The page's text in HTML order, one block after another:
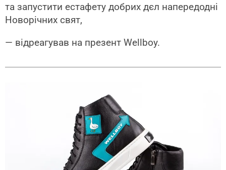
та запустити естафету добрих дєл напередодні
Новорічних свят,
— відреагував на презент Wellboy.